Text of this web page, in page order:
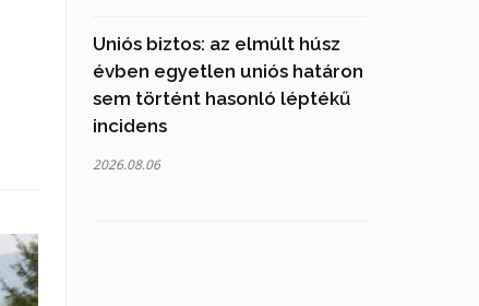
Uniós biztos: az elmúlt húsz
évben egyetlen uniós határon
sem történt hasonló léptékű
incidens
2026.08.06